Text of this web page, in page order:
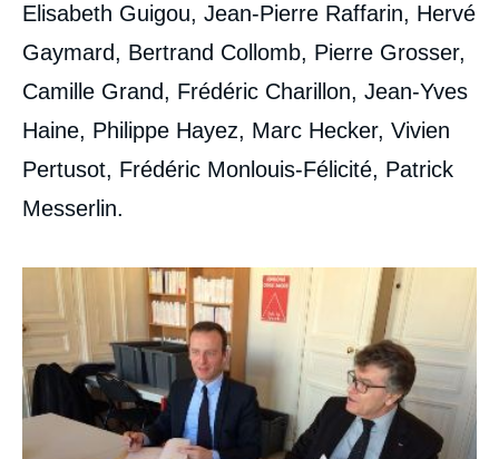
Elisabeth Guigou, Jean-Pierre Raffarin, Hervé
Gaymard, Bertrand Collomb, Pierre Grosser,
Camille Grand, Frédéric Charillon, Jean-Yves
Haine, Philippe Hayez, Marc Hecker, Vivien
Pertusot, Frédéric Monlouis-Félicité, Patrick
Messerlin.